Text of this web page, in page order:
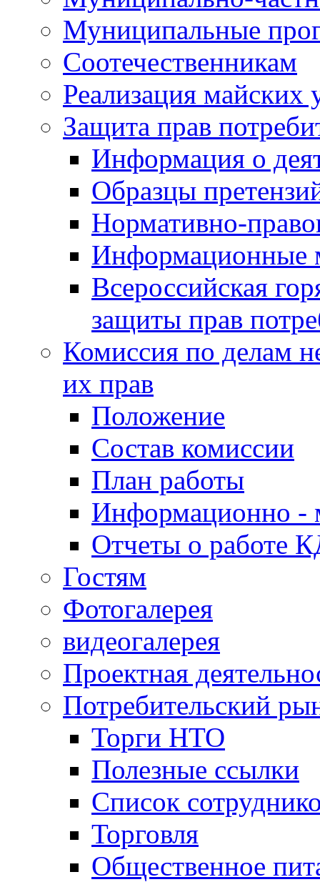
Муниципальные
Соотечественникам
Реализация майских
Защита прав
Информация о
Образцы
Нормативно-
Информационные
Всероссийская
защиты прав
Комиссия по делам
их прав
Положение
Состав комиссии
План работы
Информационно -
Отчеты о работе
Гостям
Фотогалерея
видеогалерея
Проектная
Потребительский
Торги НТО
Полезные ссылки
Список
Торговля
Общественное